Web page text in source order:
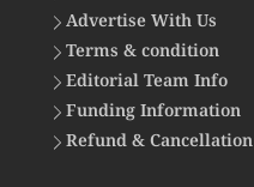
Advertise With Us
Terms & condition
Editorial Team Info
Funding Information
Refund & Cancellation